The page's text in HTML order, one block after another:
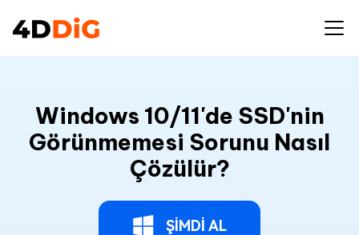
Windows 10/11'de SSD'nin
Görünmemesi Sorunu Nasıl
Çözülür?
ŞİMDİ AL